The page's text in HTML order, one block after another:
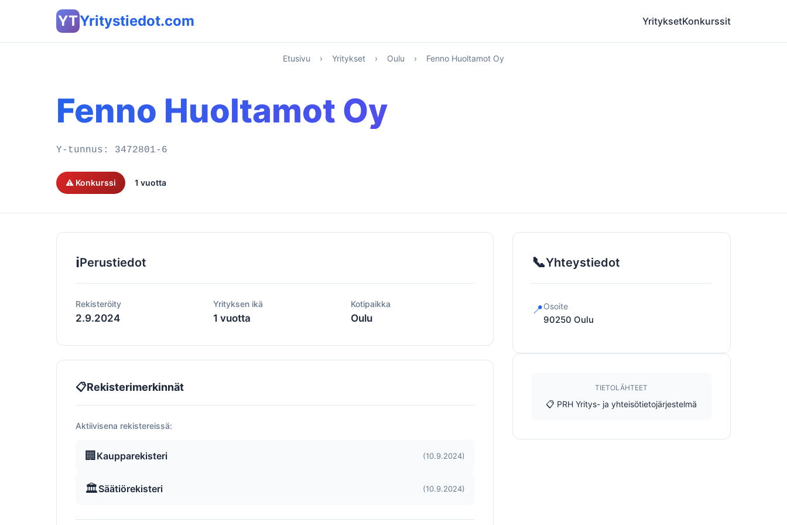
YTYritystiedot.com YrityksetKonkurssit
Etusivu › Yritykset › Oulu › Fenno Huoltamot Oy
Fenno Huoltamot Oy
Y-tunnus: 3472801-6
⚠️ Konkurssi 1 vuotta
ℹ️Perustiedot
Rekisteröity
2.9.2024
Yrityksen ikä
1 vuotta
Kotipaikka
Oulu
📋Rekisterimerkinnät
Aktiivisena rekistereissä:
🏢 Kaupparekisteri (10.9.2024)
🏛️Säätiörekisteri (10.9.2024)
📞Yhteystiedot
📍Osoite
90250 Oulu
TIETOLÄHTEET
📋 PRH Yritys- ja yhteisötietojärjestelmä